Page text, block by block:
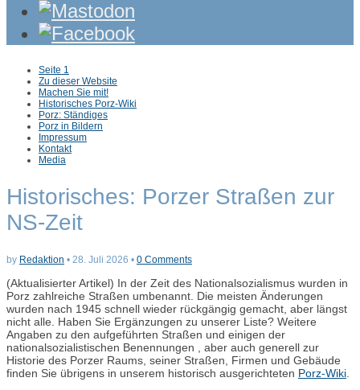
menu
Seite 1
Zu dieser Website
Machen Sie mit!
Historisches Porz-Wiki
Porz: Ständiges
Porz in Bildern
Impressum
Kontakt
Media
Historisches: Porzer Straßen zur
NS-Zeit
by Redaktion • 28. Juli 2026 • 0 Comments
(Aktualisierter Artikel) In der Zeit des Nationalsozialismus wurden in
Porz zahlreiche Straßen umbenannt. Die meisten Änderungen
wurden nach 1945 schnell wieder rückgängig gemacht, aber längst
nicht alle. Haben Sie Ergänzungen zu unserer Liste? Weitere
Angaben zu den aufgeführten Straßen und einigen der
nationalsozialistischen Benennungen , aber auch generell zur
Historie des Porzer Raums, seiner Straßen, Firmen und Gebäude
finden Sie übrigens in unserem historisch ausgerichteten Porz-Wiki.